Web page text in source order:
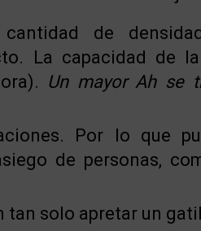
de
La capacidad de
Un mayor Ah se
Por lo que
de personas,
tan solo apretar un